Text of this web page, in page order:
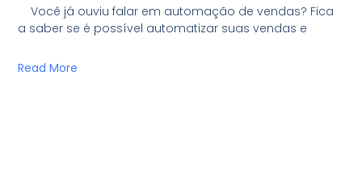
Você já ouviu falar em automação de vendas? Fica
a saber se é possível automatizar suas vendas e
Read More